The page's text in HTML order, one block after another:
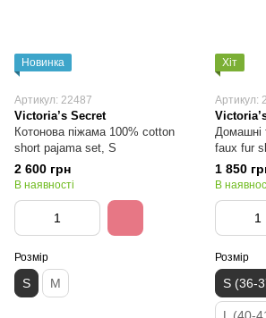
Новинка
Артикул: 22487
Victoria’s Secret
Котонова піжама 100% cotton
short pajama set, S
2 600 грн
В наявності
Розмір
S M
Хіт
Артикул:
Домашні
faux fur
1 850
В
Розмір
S (36-